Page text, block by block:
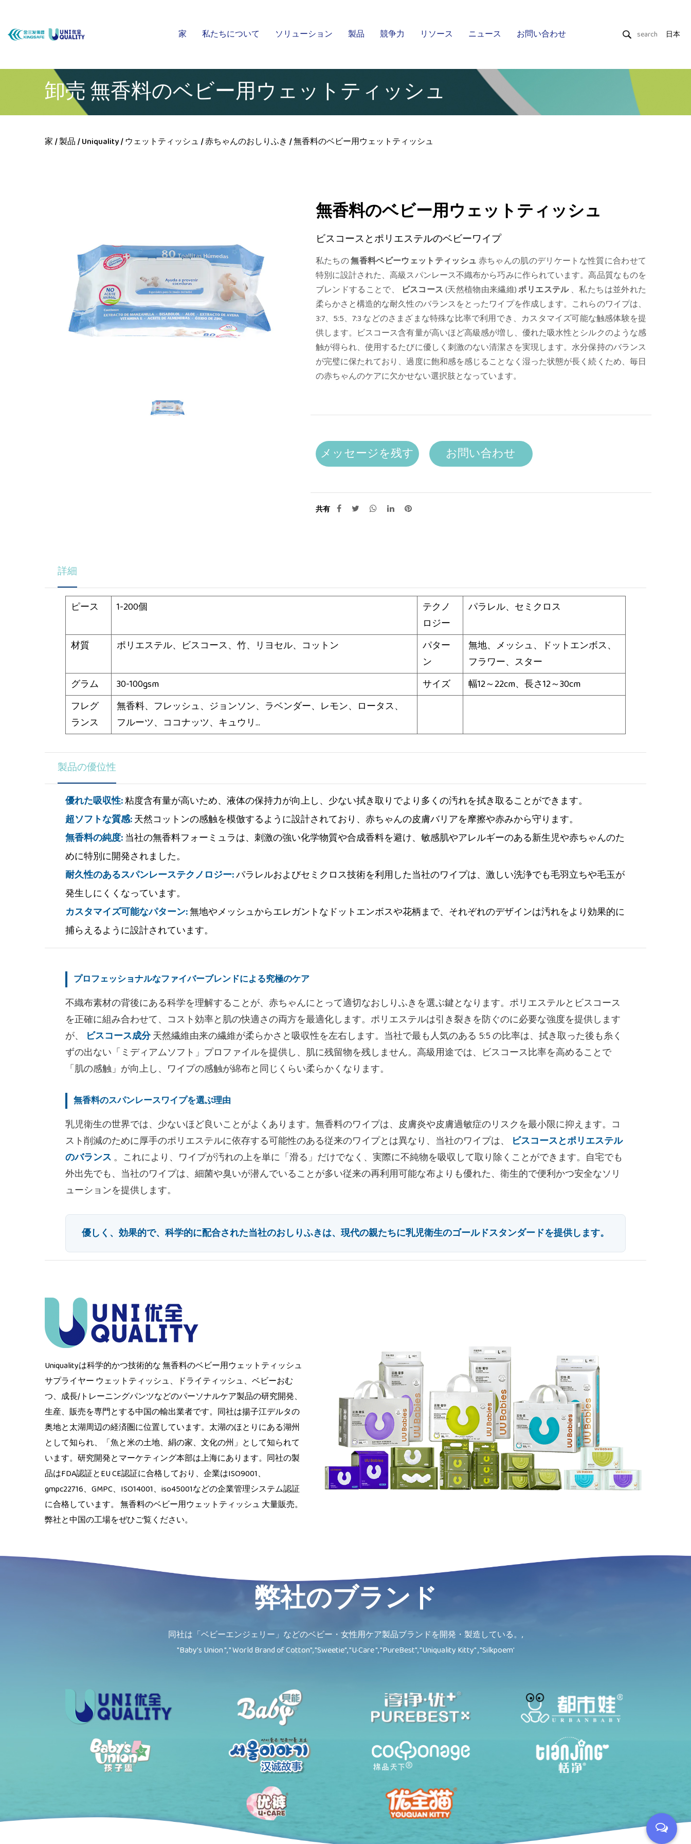
家 私たちについて ソリューション 製品 競争力 リソース ニュース お問い合わせ 日本
卸売 無香料のベビー用ウェットティッシュ
家 /製品 /Uniquality/ ウェットティッシュ /赤ちゃんのおしりふき /無香料のベビー用ウェットティッシュ
無香料のベビー用ウェットティッシュ
ビスコースとポリエステルのベビーワイプ
私たちの無香料ベビーウェットティッシュ 赤ちゃんの肌のデリケートな性質に合わせて
特別に設計された、高級スパンレース不織布から巧みに作られています。高品質なものを
ブレンドすることで、
ビスコース (天然植物由来繊維)ポリエステル 、私たちは並外れた
柔らかさと構造的な耐久性のバランスをとったワイプを作成します。これらのワイプは、
3:7、5:5、7:3 などのさまざまな特殊な比率で利用でき、カスタマイズ可能な触感体験を提
供します。ビスコース含有量が高いほど高級感が増し、優れた吸水性とシルクのような感
触が得られ、使用するたびに優しく刺激のない清潔さを実現します。水分保持のバランス
が完璧に保たれており、過度に飽和感を感じることなく湿った状態が長く続くため、毎日
の赤ちゃんのケアに欠かせない選択肢となっています。
メッセージを残す お問い合わせ
共有
詳細
ピース 1-200個
テクノ
ロジー
パラレル、セミクロス
材質 ポリエステル、ビスコース、竹、リヨセル、コットン
パター
ン
無地、メッシュ、ドットエンボス、
フラワー、スター
グラム
30-100gsm サイズ
幅12～22cm、長さ12～30cm
フレグ
ランス
無香料、フレッシュ、ジョンソン、ラベンダー、レモン、ロータス、
フルーツ、ココナッツ、キュウリ...
製品の優位性
優れた吸収性:粘度含有量が高いため、液体の保持力が向上し、少ない拭き取りでより多くの汚れを拭き取ることができます。
超ソフトな質感:天然コットンの感触を模倣するように設計されており、赤ちゃんの皮膚バリアを摩擦や赤みから守ります。
無香料の純度:当社の無香料フォーミュラは、刺激の強い化学物質や合成香料を避け、敏感肌やアレルギーのある新生児や赤ちゃんのた
めに特別に開発されました。
耐久性のあるスパンレーステクノロジー:パラレルおよびセミクロス技術を利用した当社のワイプは、激しい洗浄でも毛羽立ちや毛玉が
発生しにくくなっています。
カスタマイズ可能なパターン:無地やメッシュからエレガントなドットエンボスや花柄まで、それぞれのデザインは汚れをより効果的に
捕らえるように設計されています。
プロフェッショナルなファイバーブレンドによる究極のケア
不織布素材の背後にある科学を理解することが、赤ちゃんにとって適切なおしりふきを選ぶ鍵となります。ポリエステルとビスコース
を正確に組み合わせて、コスト効率と肌の快適さの両方を最適化します。ポリエステルは引き裂きを防ぐのに必要な強度を提供します
が、
ビスコース成分天然繊維由来の繊維が柔らかさと吸収性を左右します。当社で最も人気のある 5:5 の比率は、拭き取った後も糸く
ずの出ない「ミディアムソフト」プロファイルを提供し、肌に残留物を残しません。高級用途では、ビスコース比率を高めることで
「肌の感触」が向上し、ワイプの感触が綿布と同じくらい柔らかくなります。
無香料のスパンレースワイプを選ぶ理由
乳児衛生の世界では、少ないほど良いことがよくあります。無香料のワイプは、皮膚炎や皮膚過敏症のリスクを最小限に抑えます。コ
スト削減のために厚手のポリエステルに依存する可能性のある従来のワイプとは異なり、当社のワイプは、
ビスコースとポリエステル
のバランス 。これにより、ワイプが汚れの上を単に「滑る」だけでなく、実際に不純物を吸収して取り除くことができます。自宅でも
外出先でも、当社のワイプは、細菌や臭いが潜んでいることが多い従来の再利用可能な布よりも優れた、衛生的で便利かつ安全なソリ
ューションを提供します。
優しく、効果的で、科学的に配合された当社のおしりふきは、現代の親たちに乳児衛生のゴールドスタンダードを提供します。
Uniqualityは科学的かつ技術的な無香料のベビー用ウェットティッシュ
サプライヤー ウェットティッシュ、ドライティッシュ、ベビーおむ
つ、成長/トレーニングパンツなどのパーソナルケア製品の研究開発、
生産、販売を専門とする中国の輸出業者です。同社は揚子江デルタの
奥地と太湖周辺の経済圏に位置しています。太湖のほとりにある湖州
として知られ、「魚と米の土地、絹の家、文化の州」として知られて
います。研究開発とマーケティング本部は上海にあります。同社の製
品はFDA認証とEU CE認証に合格しており、企業はISO9001、
gmpc22716、GMPC、ISO14001、iso45001などの企業管理システム認証
に合格しています。 無香料のベビー用ウェットティッシュ 大量販売。
弊社と中国の工場をぜひご覧ください。
弊社のブランド
同社は「ベビーエンジェリー」などのベビー・女性用ケア製品ブランドを開発・製造している。,
"Baby's Union ", " World Brand of Cotton", "Sweetie", "U·Care ", "PureBest", "Uniquality Kitty" , "Silkpoem'